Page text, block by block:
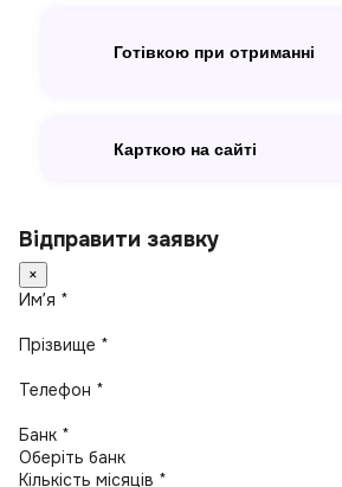
Готівкою при отриманні
Карткою на сайті
Відправити заявку
×
Имʼя *
Прізвище *
Телефон *
Банк *
Кількість місяців *